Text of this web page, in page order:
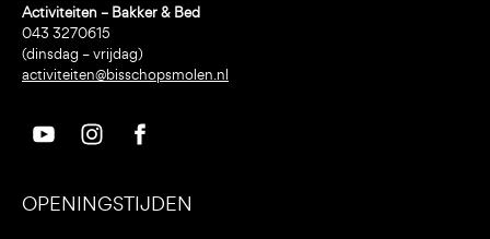
Activiteiten – Bakker & Bed
043 3270615
(dinsdag – vrijdag)
activiteiten@bisschopsmolen.nl
OPENINGSTIJDEN